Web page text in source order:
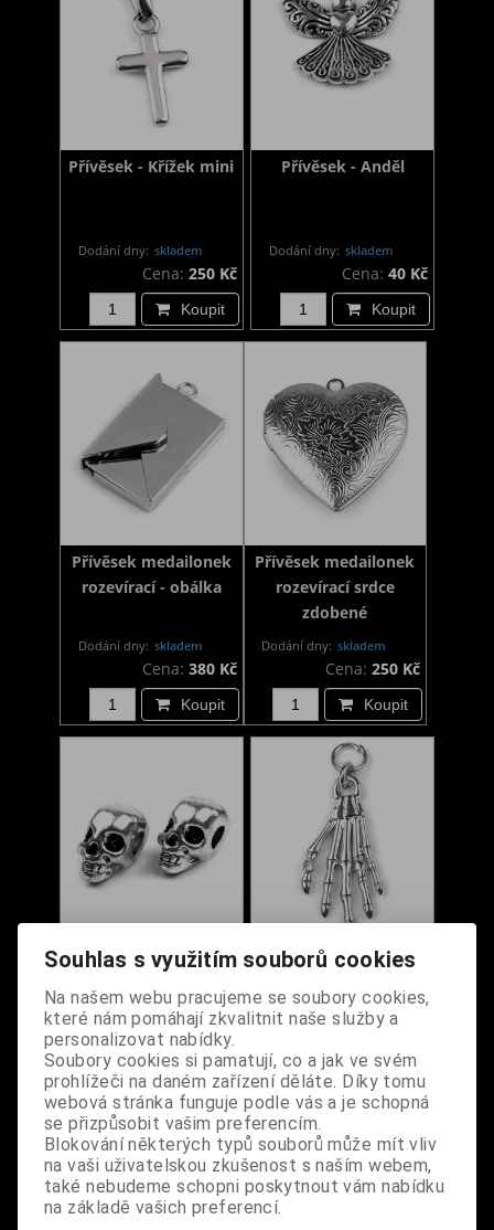
Přívěsek - Křížek mini
Dodání dny: skladem
Cena: 250 Kč
Koupit
Přívěsek - Anděl
Dodání dny: skladem
Cena: 40 Kč
Koupit
Přívěsek medailonek
rozevírací - obálka
Dodání dny: skladem
Cena: 380 Kč
Koupit
Přívěsek medailonek
rozevírací srdce
zdobené
Dodání dny: skladem
Cena:250 Kč
Koupit
Korálek - lebka
Dodání dny:skladem
Cena: 35 Kč
Koupit
Přívěsek ruka
a lebkou
Cena:190 Kč
Koupit
Souhlas s využitím souborů cookies
Na našem webu pracujeme se soubory cookies,
které nám pomáhají zkvalitnit naše služby a
personalizovat nabídky.
Soubory cookies si pamatují, co a jak ve svém
prohlížeči na daném zařízení děláte. Díky tomu
webová stránka funguje podle vás a je schopná
se přizpůsobit vašim preferencím.
Blokování některých typů souborů může mít vliv
na vaši uživatelskou zkušenost s naším webem,
také nebudeme schopni poskytnout vám nabídku
na základě vašich preferencí.